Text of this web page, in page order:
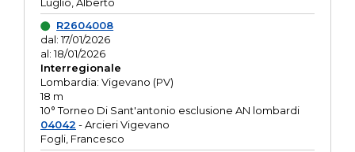
R2604008
dal: 17/01/2026
al: 18/01/2026
Interregionale
Lombardia: Vigevano (PV)
18 m
10° Torneo Di Sant'antonio esclusione AN lombardi
04042 - Arcieri Vigevano
Fogli, Francesco